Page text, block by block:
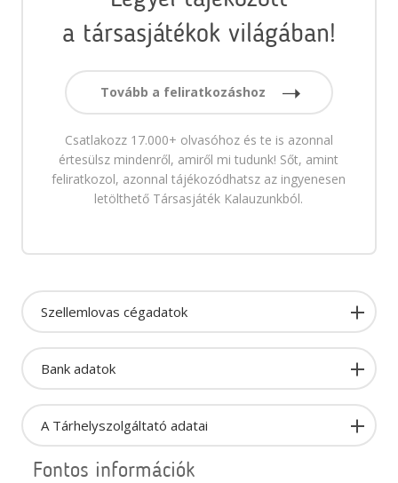
a társasjátékok világában!
Tovább a feliratkozáshoz
Csatlakozz 17.000+ olvasóhoz és te is azonnal
értesülsz mindenről, amiről mi tudunk! Sőt, amint
feliratkozol, azonnal tájékozódhatsz az ingyenesen
letölthető Társasjáték Kalauzunkból.
Szellemlovas cégadatok
Bank adatok
A Tárhelyszolgáltató adatai
Fontos információk